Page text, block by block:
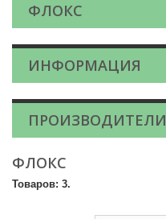
ФЛОКС
ИНФОРМАЦИЯ
ПРОИЗВОДИТЕЛИ
ФЛОКС
Товаров: 3.